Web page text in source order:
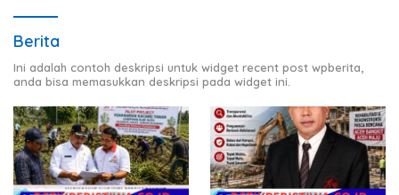
Berita
Ini adalah contoh deskripsi untuk widget recent post wpberita,
anda bisa memasukkan deskripsi pada widget ini.